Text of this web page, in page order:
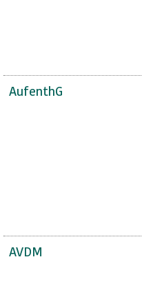
AufenthG
AVDM